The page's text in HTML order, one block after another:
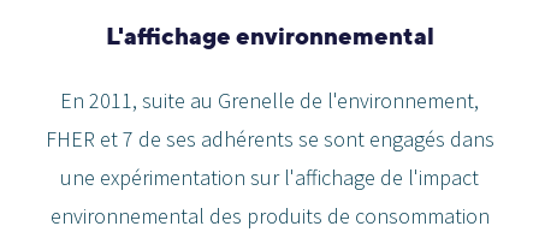
L'affichage environnemental
En 2011, suite au Grenelle de l'environnement,
FHER et 7 de ses adhérents se sont engagés dans
une expérimentation sur l'affichage de l'impact
environnemental des produits de consommation